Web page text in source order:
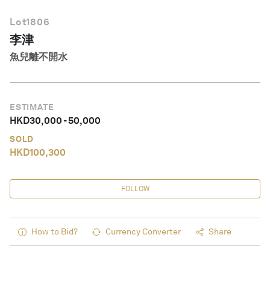
Lot1806
李津
魚兒離不開水
ESTIMATE
HKD30,000-50,000
SOLD
HKD100,300
FOLLOW
How to Bid? Currency Converter Share